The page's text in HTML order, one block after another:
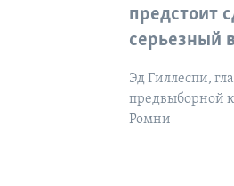
предстоит
серьезный
Эд Гиллеспи,
предвыборной
Ромни